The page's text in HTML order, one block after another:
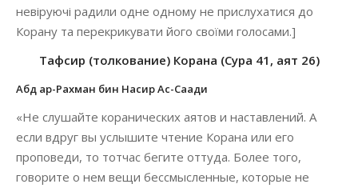
невіруючі радили одне одному не прислухатися до
Корану та перекрикувати його своїми голосами.]
Тафсир (толкование) Корана (Сура 41, аят 26)
Абд ар-Рахман бин Насир Ас-Саади
«Не слушайте коранических аятов и наставлений. А
если вдруг вы услышите чтение Корана или его
проповеди, то тотчас бегите оттуда. Более того,
говорите о нем вещи бессмысленные, которые не